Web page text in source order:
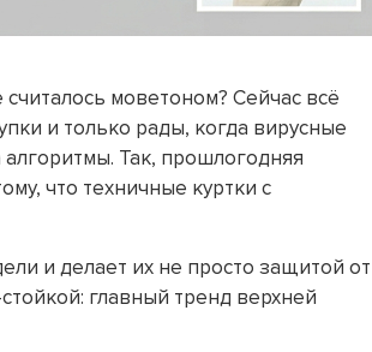
моветоном? Сейчас всё
и только рады, когда вирусные
Так, прошлогодняя
что техничные куртки с
и делает их не просто защитой от
главный тренд верхней